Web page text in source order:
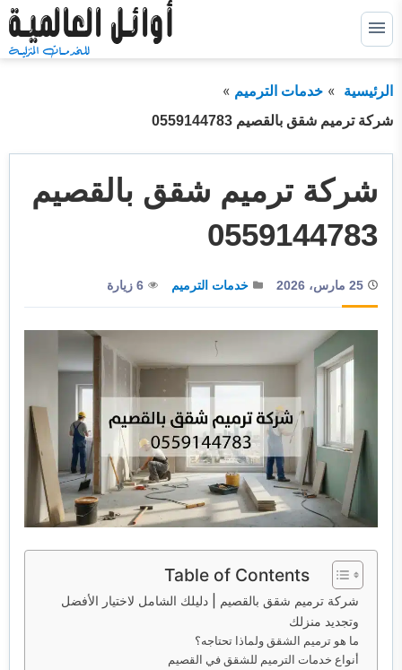
التجاوز
إلى القائمة
عن:
خدمات عزل خزاناتتوسيع
القائمة
خدمات عزل اسطح
توسيع
القائمة
الفرعية
خدمات التسليك
خدمات التنظيف
خدمات مكافحة الحشرات
خدمات نقل اثاث
الرئيسية
خدمات الترميم
شركة ترميم شقق بالقصيم 0559144783
شركة ترميم شقق بالقصيم
0559144783
25 مارس، 2026 خدمات الترميم 6 زيارة
Table of Contents
شركة ترميم شقق بالقصيم | دليلك الشامل لاختيار الأفضل
وتجديد منزلك
ما هو ترميم الشقق ولماذا تحتاجه؟
أنواع خدمات الترميم للشقق في القصيم